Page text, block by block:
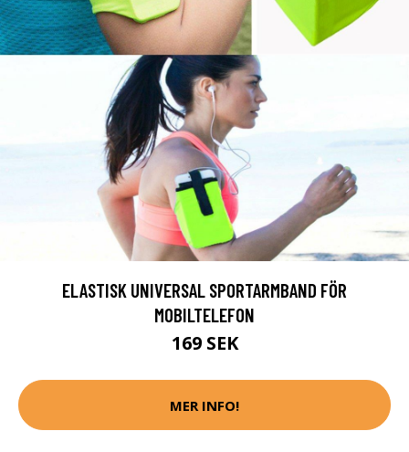
ELASTISK UNIVERSAL SPORTARMBAND FÖR
MOBILTELEFON
169 SEK
MER INFO!